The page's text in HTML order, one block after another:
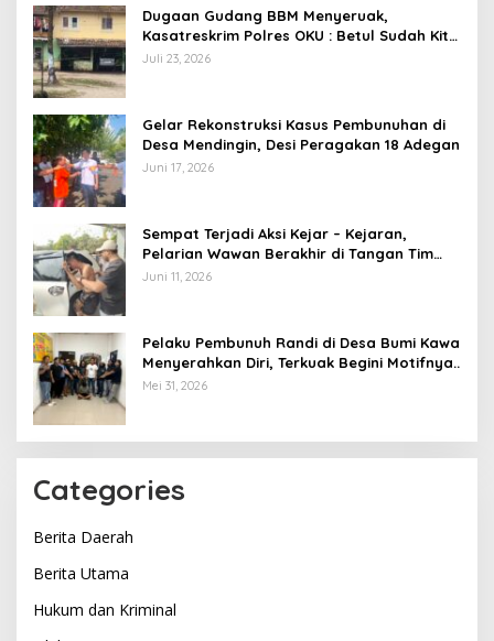
Dugaan Gudang BBM Menyeruak,
Kasatreskrim Polres OKU : Betul Sudah Kita
Pasang Police Line
Juli 23, 2026
Gelar Rekonstruksi Kasus Pembunuhan di
Desa Mendingin, Desi Peragakan 18 Adegan
Juni 17, 2026
Sempat Terjadi Aksi Kejar – Kejaran,
Pelarian Wawan Berakhir di Tangan Tim
Opsnal Polsek Lubuk Batang, Kaki
Juni 11, 2026
Pelaku Pembunuh Randi di Desa Bumi Kawa
Menyerahkan Diri, Terkuak Begini Motifnya..
Mei 31, 2026
Categories
Berita Daerah
Berita Utama
Hukum dan Kriminal